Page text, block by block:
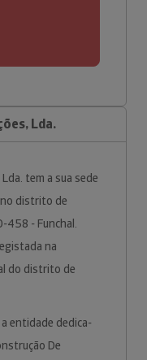
Lda.
tem a sua sede
no distrito de
458 - Funchal.
na
do distrito de
a entidade dedica-
De